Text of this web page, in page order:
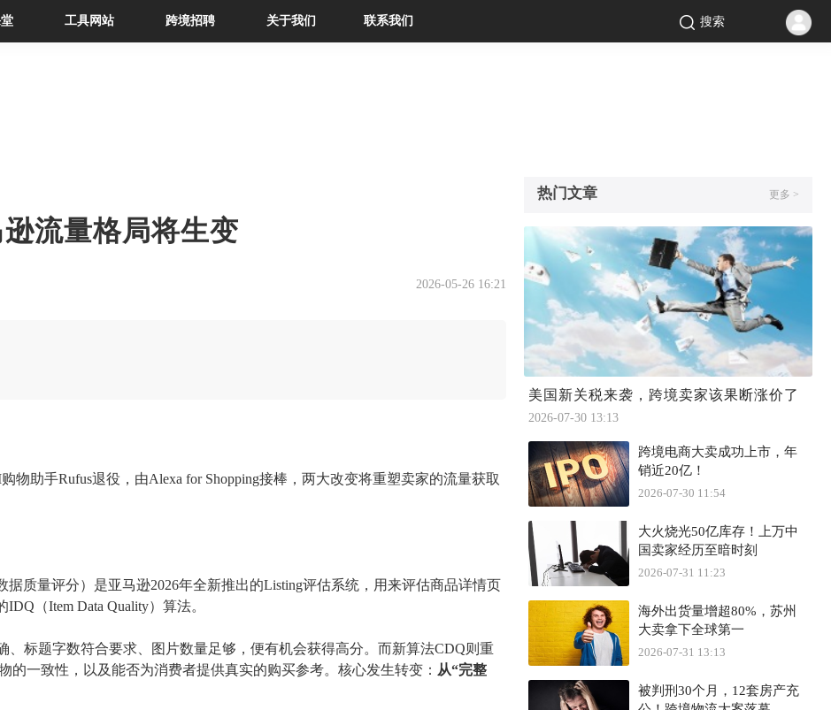
工具网站 跨境招聘 关于我们 联系我们 搜索
流量格局将生变
2026-05-26 16:21
物助手Rufus退役，由Alexa for Shopping接棒，两大改变将重塑卖家的流量获取
据质量评分）是亚马逊2026年全新推出的Listing评估系统 ， 用来评估商品详情页
IDQ（Item Data Quality）算法。
、标题字数符合要求、 图片数量足够 ，便有机会获得高分。而新算法CDQ则 重
的一致性 ，以及能否为消费者提供真实的购买参考。 核心发生转变： 从“完整
热门文章 更多 >
美国新关税来袭，跨境卖家该果断涨价了
2026-07-30 13:13
跨境电商大卖成功上市，年
销近20亿！
2026-07-30 11:54
大火烧光50亿库存！上万中
国卖家经历至暗时刻
2026-07-31 11:23
海外出货量增超80%，苏州
大卖拿下全球第一
2026-07-31 13:13
被判刑30个月，12套房产充